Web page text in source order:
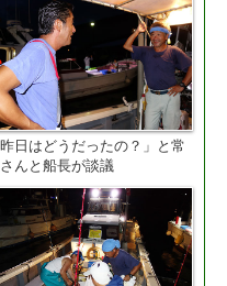
昨日はどうだったの？」と常
んと船長が談議